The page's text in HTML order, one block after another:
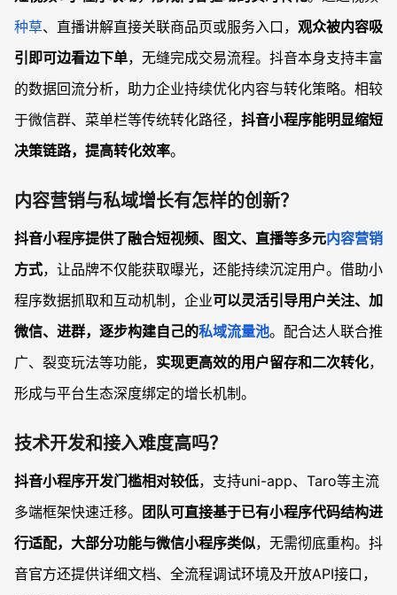
种草、直播讲解直接关联商品页或服务入口， 观众被内容吸
引即可边看边下单，无缝完成交易流程。抖音本身支持丰富
的数据回流分析，助力企业持续优化内容与转化策略。相较
于微信群、菜单栏等传统转化路径， 抖音小程序能明显缩短
决策链路，提高转化效率。
内容营销与私域增长有怎样的创新？
抖音小程序提供了融合短视频、图文、直播等多元内容营销
方式，让品牌不仅能获取曝光，还能持续沉淀用户。借助小
程序数据抓取和互动机制，企业可以灵活引导用户关注、加
微信、进群，逐步构建自己的私域流量池。配合达人联合推
广、裂变玩法等功能， 实现更高效的用户留存和二次转化，
形成与平台生态深度绑定的增长机制。
技术开发和接入难度高吗？
抖音小程序开发门槛相对较低，支持uni-app、Taro等主流
多端框架快速迁移。
团队可直接基于已有小程序代码结构进
行适配，大部分功能与微信小程序类似，无需彻底重构。抖
音官方还提供详细文档、全流程调试环境及开放API接口，